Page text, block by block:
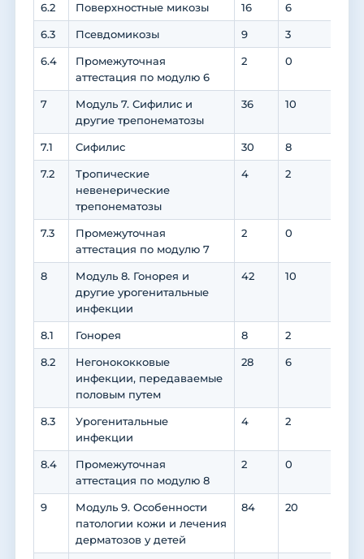
6.2 Поверхностные микозы 16 6
6.3 Псевдомикозы 9 3
6.4
Промежуточная
аттестация по модулю 6
2 0
7
Модуль 7. Сифилис и
другие трепонематозы
36 10
7.1 Сифилис 30 8
7.2
Тропические
невенерические
трепонематозы
4 2
7.3
Промежуточная
аттестация по модулю 7
2 0
8
Модуль 8. Гонорея и
другие урогенитальные
инфекции
42 10
8.1 Гонорея 8 2
8.2
Негонококковые
инфекции, передаваемые
половым путем
28 6
8.3
Урогенитальные
инфекции
4 2
8.4
Промежуточная
аттестация по модулю 8
2 0
9
Модуль 9. Особенности
патологии кожи и лечения
дерматозов у детей
84 20